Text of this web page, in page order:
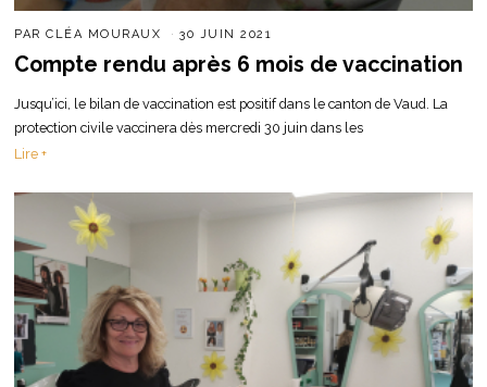
PARCLÉA MOURAUX 30 JUIN 2021
Compte rendu après 6 mois de vaccination
Jusqu’ici, le bilan de vaccination est positif dans le canton de Vaud. La
protection civile vaccinera dès mercredi 30 juin dans les
Lire +